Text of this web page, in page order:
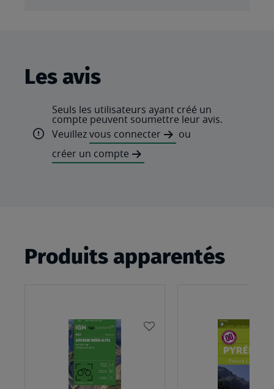
Les avis
Seuls les utilisateurs ayant créé un
compte peuvent soumettre leur avis.
Veuillezvous connecter
ou
créer un compte
Produits apparentés